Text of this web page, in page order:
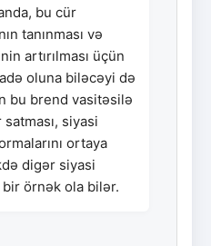
bu cür
tanınması və
artırılması üçün
oluna biləcəyi də
bu brend vasitəsilə
siyasi
ortaya
digər siyasi
örnək ola bilər.